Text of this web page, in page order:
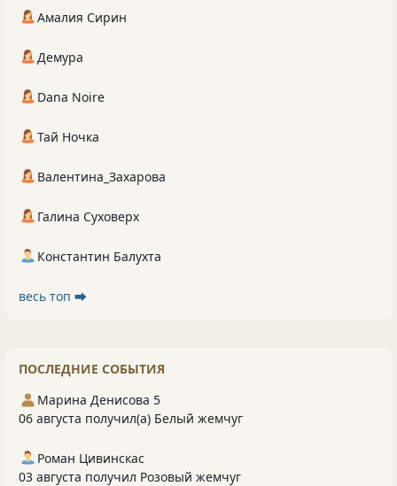
Амалия Сирин
Демура
Dana Noire
Тай Ночка
Валентина_Захарова
Галина Суховерх
Константин Балухта
весь топ ⮕
ПОСЛЕДНИЕ СОБЫТИЯ
Марина Денисова 5
06 августа получил(а) Белый жемчуг
Роман Цивинскас
03 августа получил Розовый жемчуг